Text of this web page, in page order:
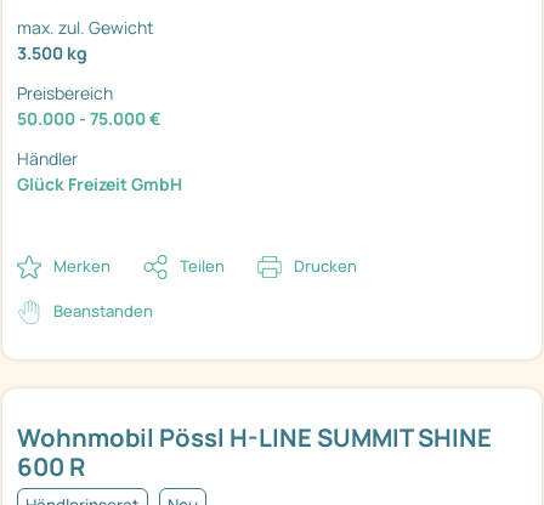
Wohnmobil Pössl H-LINE SUMMIT SHINE
600 R
max. zul. Gewicht
3.500 kg
Preisbereich
50.000 - 75.000 €
Händler
Glück Freizeit GmbH
Merken Teilen Drucken
Beanstanden